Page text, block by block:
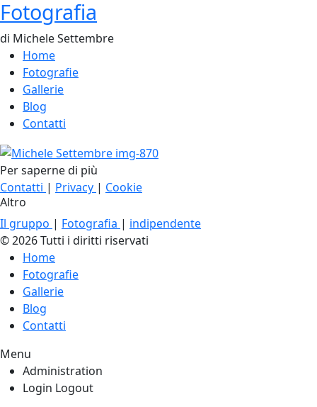
Fotografia
di Michele Settembre
Home
Fotografie
Gallerie
Blog
Contatti
Per saperne di più
Contatti | Privacy | Cookie
Altro
Il gruppo | Fotografia | indipendente
© 2026 Tutti i diritti riservati
Home
Fotografie
Gallerie
Blog
Contatti
Menu
Administration
Login Logout